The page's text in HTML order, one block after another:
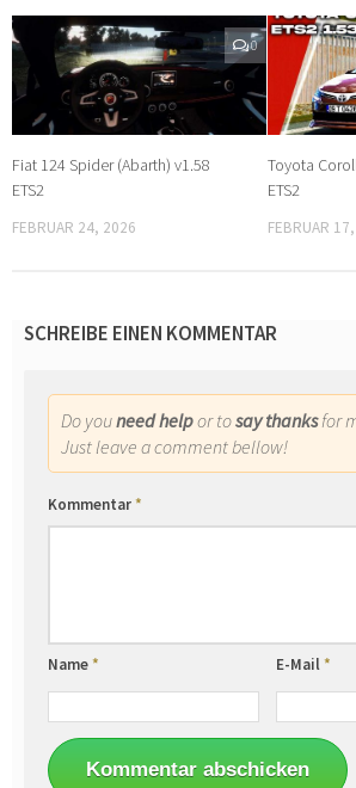
0
Fiat 124 Spider (Abarth) v1.58
ETS2
FEBRUAR 24, 2026
Toyota
ETS2
FEBRUAR
SCHREIBE EINEN KOMMENTAR
Do youneed helpor tosay thanksfor
Just leave a comment bellow!
Kommentar*
Name* E-Mail*